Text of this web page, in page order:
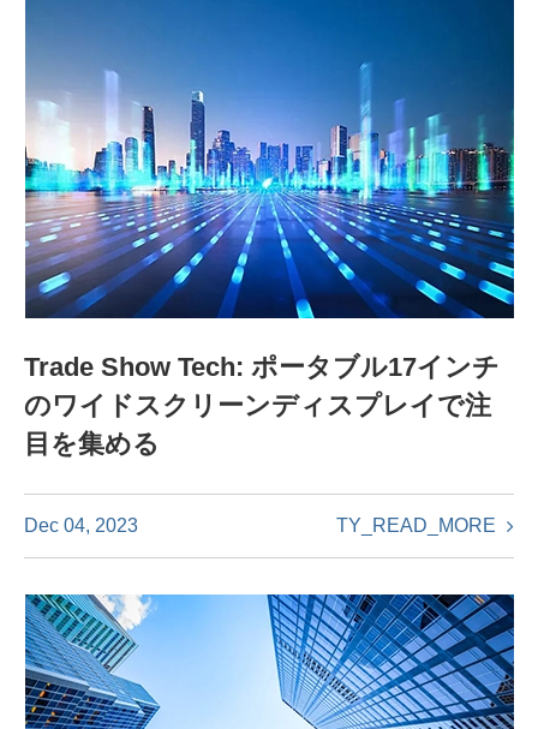
Trade Show Tech: ポータブル17インチ
のワイドスクリーンディスプレイで注
目を集める
Dec 04, 2023 TY_READ_MORE